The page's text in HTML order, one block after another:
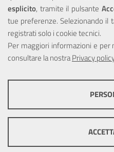
esplicito, tramite il pulsante
tue preferenze. Selezionando il
registrati solo i cookie tecnici.
Per maggiori informazioni e
consultare la nostraPrivacy policy
ottimale per ogni utente. Essi
informazioni di navigazione per
Portale realizzato con la
Europea tramite i fondi del